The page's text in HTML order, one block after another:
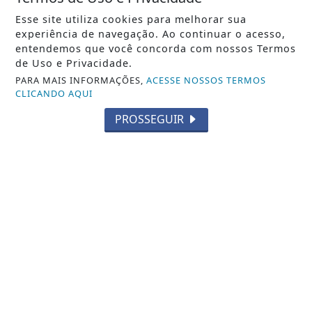
Esse site utiliza cookies para melhorar sua
experiência de navegação. Ao continuar o acesso,
entendemos que você concorda com nossos Termos
de Uso e Privacidade.
PARA MAIS INFORMAÇÕES,ACESSE NOSSOS TERMOS
CLICANDO AQUI
PROSSEGUIR